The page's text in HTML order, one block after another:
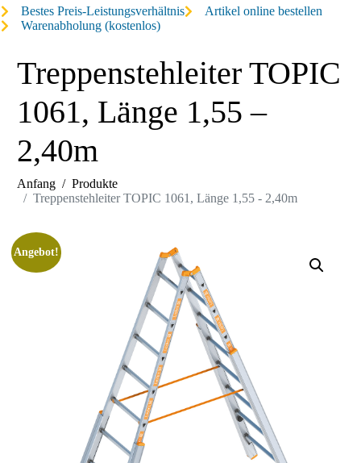
Bestes Preis-Leistungsverhältnis
Artikel online bestellen
Warenabholung (kostenlos)
Treppenstehleiter TOPIC
1061, Länge 1,55 –
2,40m
Anfang
Produkte
Treppenstehleiter TOPIC 1061, Länge 1,55 - 2,40m
Angebot!